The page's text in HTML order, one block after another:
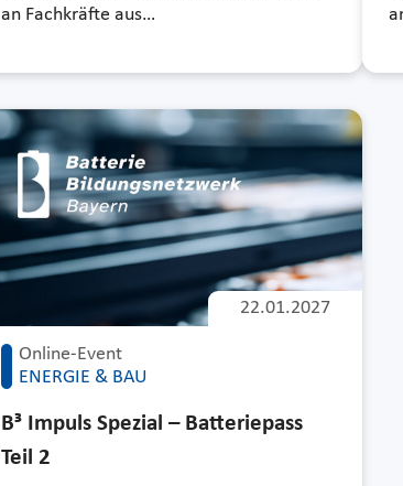
an Fachkräfte aus…
Online-Event
ENERGIE & BAU
22.01.2027
B³ Impuls Spezial – Batteriepass
Teil 2